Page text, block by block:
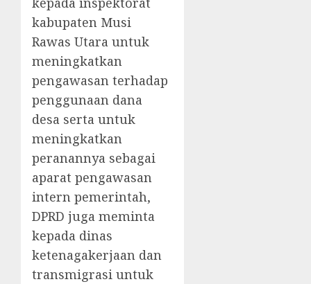
kabupaten Musi
Rawas Utara untuk
meningkatkan
pengawasan terhadap
penggunaan dana
desa serta untuk
meningkatkan
peranannya sebagai
aparat pengawasan
intern pemerintah,
DPRD juga meminta
kepada dinas
ketenagakerjaan dan
transmigrasi untuk